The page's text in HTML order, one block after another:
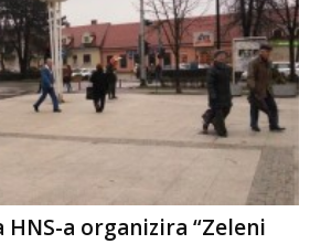
a organizira “Zeleni